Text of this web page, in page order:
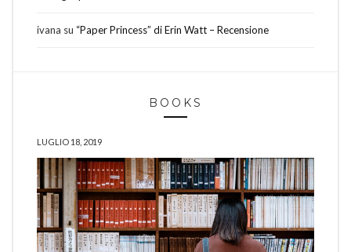
ivana su “Paper Princess” di Erin Watt – Recensione
BOOKS
LUGLIO 18, 2019